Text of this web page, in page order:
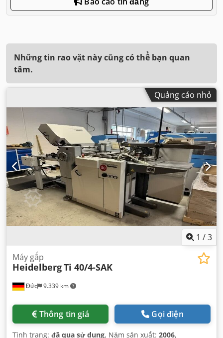
Những tin rao vặt này cũng có thể bạn quan
tâm.
Quảng cáo nhỏ
1 /3
Đức 9.339 km
Máy gấp
HeidelbergTi 40/4-SAK
Thông tin giá Gọi điện
Tình trạng: đã qua sử dụng, Năm sản xuất: 2006,